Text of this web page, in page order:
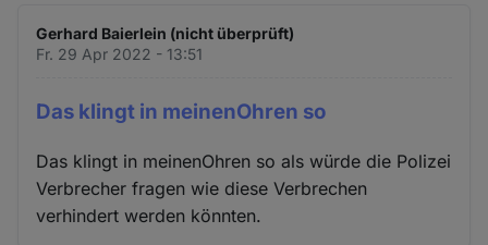
Gerhard Baierlein (nicht überprüft)
Fr. 29 Apr 2022 - 13:51
Das klingt in meinenOhren so
Das klingt in meinenOhren so als würde die Polizei
Verbrecher fragen wie diese Verbrechen
verhindert werden könnten.